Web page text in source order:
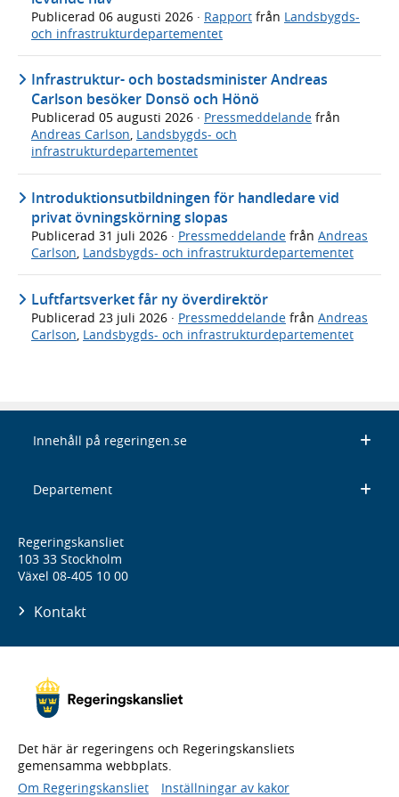
Publicerad 06 augusti 2026 · Rapport från Landsbygds-
och infrastrukturdepartementet
Infrastruktur- och bostadsminister Andreas
Carlson besöker Donsö och Hönö
Publicerad 05 augusti 2026 · Pressmeddelande från
Andreas Carlson, Landsbygds- och
infrastrukturdepartementet
Introduktionsutbildningen för handledare vid
privat övningskörning slopas
Publicerad 31 juli 2026 · Pressmeddelande från Andreas
Carlson, Landsbygds- och infrastrukturdepartementet
Luftfartsverket får ny överdirektör
Publicerad 23 juli 2026 · Pressmeddelande från Andreas
Carlson Landsbygds- och infrastrukturdepartementet
Innehåll på regeringen.se
Departement
Regeringskansliet
103 33 Stockholm
Växel 08-405 10 00
Kontakt
Det här är regeringens och Regeringskansliets
gemensamma webbplats.
Om Regeringskansliet
Inställningar av kakor